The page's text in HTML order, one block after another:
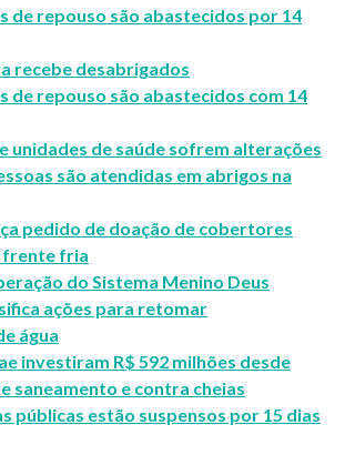
de repouso são abastecidos por 14
recebe desabrigados
de repouso são abastecidos com 14
unidades de saúde sofrem alterações
são atendidas em abrigos na
pedido de doação de cobertores
frente fria
do Sistema Menino Deus
ações para retomar
água
investiram R$ 592 milhões desde
saneamento e contra cheias
públicas estão suspensos por 15 dias